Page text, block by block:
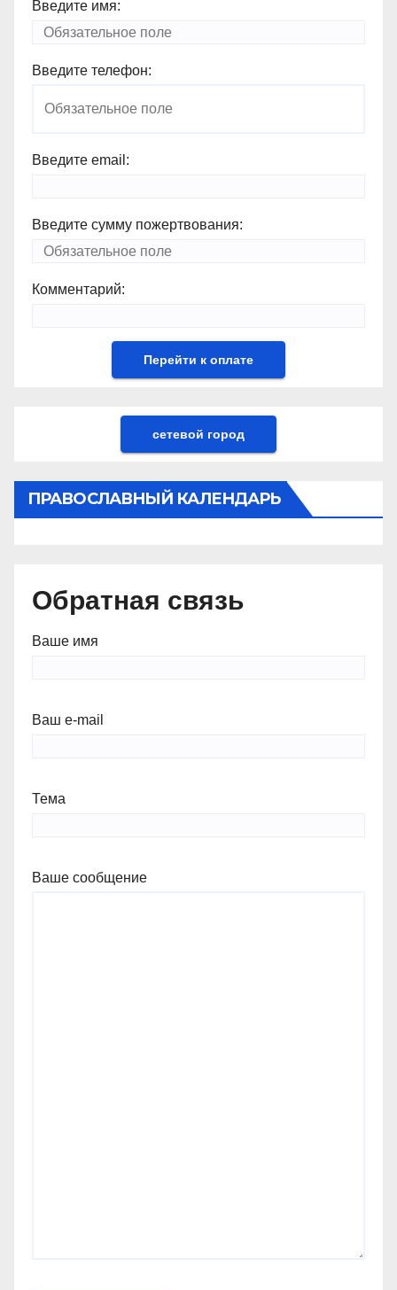
Введите имя:
Введите телефон:
Введите email:
Введите сумму пожертвования:
Комментарий:
сетевой город
ПРАВОСЛАВНЫЙ КАЛЕНДАРЬ
Обратная связь
Ваше имя
Ваш e-mail
Тема
Ваше сообщение